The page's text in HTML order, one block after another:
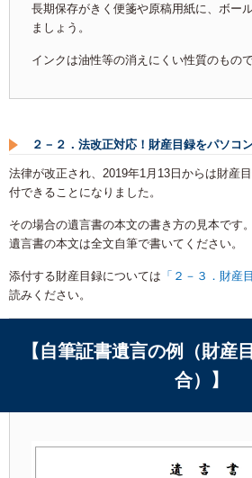
長期保存がきく便箋や原稿用紙に、ボー
ましょう。
インクは油性等の消えにくい性質のもの
２－２．法改正対応！財産目録をパソコ
法律が改正され、2019年1月13日からは財産
付できることになりました。
その場合の遺言書の本文の書き方の見本です
遺言書の本文は全文自筆で書いてください。
添付する財産目録については 「２－３．財産
読みください。
【自筆証書遺言の例（財産
合）】